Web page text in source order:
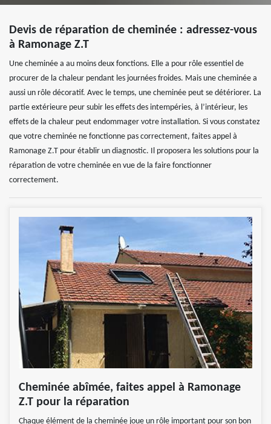
Devis de réparation de cheminée : adressez-vous
à Ramonage Z.T
Une cheminée a au moins deux fonctions. Elle a pour rôle essentiel de
procurer de la chaleur pendant les journées froides. Mais une cheminée a
aussi un rôle décoratif. Avec le temps, une cheminée peut se détériorer. La
partie extérieure peur subir les effets des intempéries, à l’intérieur, les
effets de la chaleur peut endommager votre installation. Si vous constatez
que votre cheminée ne fonctionne pas correctement, faites appel à
Ramonage Z.T pour établir un diagnostic. Il proposera les solutions pour la
réparation de votre cheminée en vue de la faire fonctionner
correctement.
Cheminée abîmée, faites appel à Ramonage
Z.T pour la réparation
Chaque élément de la cheminée joue un rôle important pour son bon